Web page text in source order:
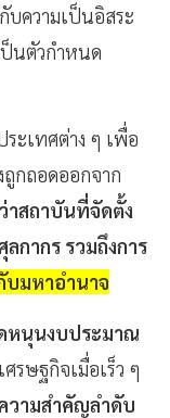
บความเป็นอิสระ
ป็นตัวกำหนด
ะเทศต่าง ๆ เพื่อ
กถอดออกจาก
าสถาบันที่จัดตั้ง
กากร รวมถึงการ
บมหาอำนาจ
หนุนงบประมาณ
รษฐกิจเมื่อเร็ว ๆ
วามสำคัญลำดับ